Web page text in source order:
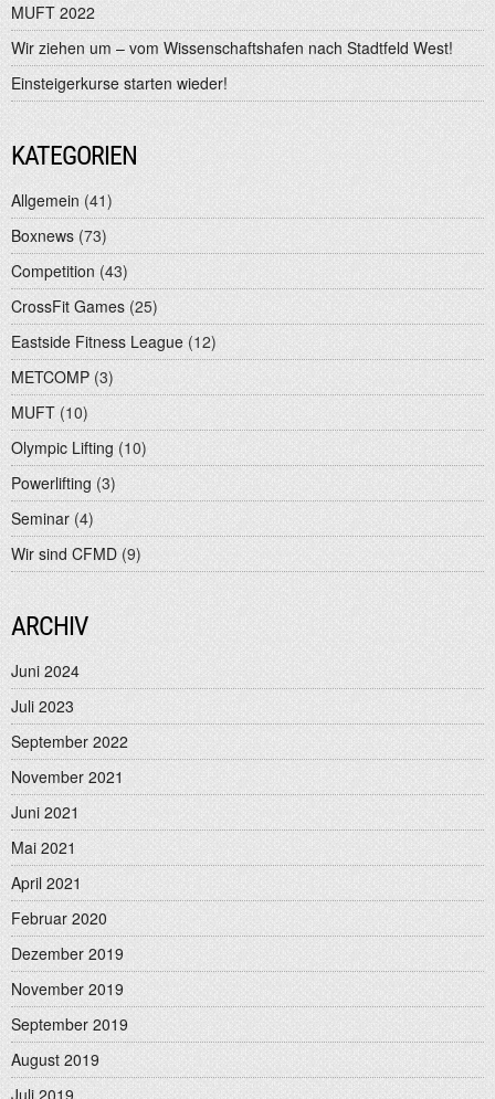
MUFT 2022
Wir ziehen um – vom Wissenschaftshafen nach Stadtfeld West!
Einsteigerkurse starten wieder!
KATEGORIEN
Allgemein (41)
Boxnews (73)
Competition (43)
CrossFit Games (25)
Eastside Fitness League (12)
METCOMP (3)
MUFT (10)
Olympic Lifting (10)
Powerlifting (3)
Seminar (4)
Wir sind CFMD (9)
ARCHIV
Juni 2024
Juli 2023
September 2022
November 2021
Juni 2021
Mai 2021
April 2021
Februar 2020
Dezember 2019
November 2019
September 2019
August 2019
Juli 2019